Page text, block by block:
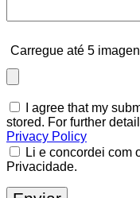
Carregue até 5
I agree that my
stored. For further
Privacy Policy
Li e concordei com
Privacidade.